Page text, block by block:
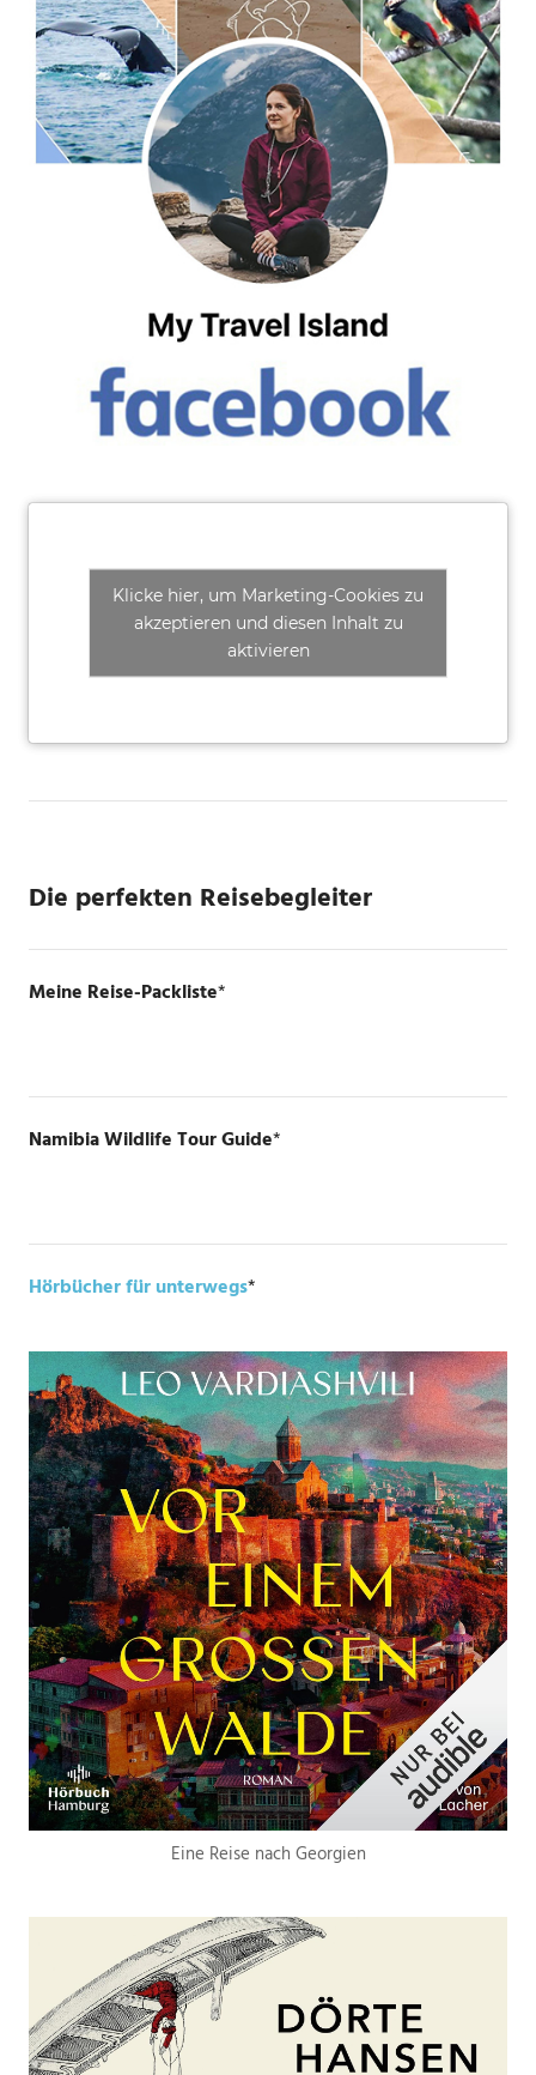
Klicke hier, um Marketing-Cookies zu
akzeptieren und diesen Inhalt zu
aktivieren
Die perfekten Reisebegleiter
Meine Reise-Packliste*
Namibia Wildlife Tour Guide*
Hörbücher für unterwegs*
Eine Reise nach Georgien